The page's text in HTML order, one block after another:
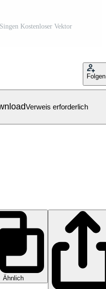
Kostenloser Vektor
Folgen
Verweis erforderlich
Ähnlich